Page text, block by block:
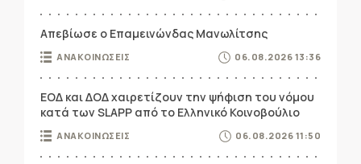
Απεβίωσε ο Επαμεινώνδας Μανωλίτσης
ΑΝΑΚΟΙΝΩΣΕΙΣ 06.08.2026 13:36
ΕΟΔ και ΔΟΔ χαιρετίζουν την ψήφιση του νόμου
κατά των SLAPP από το Ελληνικό Κοινοβούλιο
ΑΝΑΚΟΙΝΩΣΕΙΣ 06.08.2026 11:50